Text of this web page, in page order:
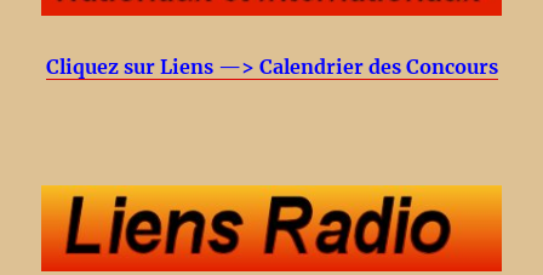
Cliquez sur Liens —> Calendrier des Concours